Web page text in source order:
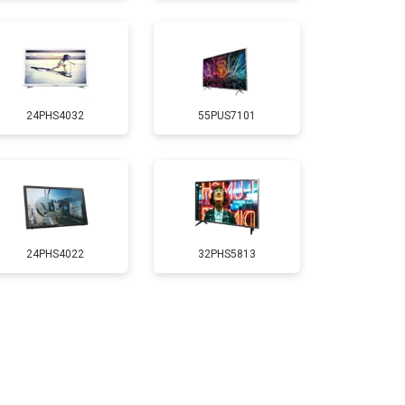
5200 ₽ Заказать
3100 ₽ Заказать
5500 ₽ Заказать
3900 ₽
24PHS4032 55PUS7101
24PHS4022 32PHS5813